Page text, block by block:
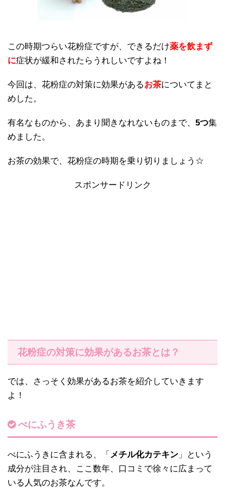
この時期つらい花粉症ですが、できるだけ薬を飲まず
に症状が緩和されたらうれしいですよね！
今回は、花粉症の対策に効果があるお茶についてまと
めした。
有名なものから、あまり聞きなれないものまで、 5つ集
めました。
お茶の効果で、花粉症の時期を乗り切りましょう☆
スポンサードリンク
花粉症の対策に効果があるお茶とは？
では、さっそく効果があるお茶を紹介していきます
よ！
べにふうき茶
べにふうきに含まれる、「 メチル化カテキン 」という
成分が注目され、ここ数年、口コミで徐々に広まって
いる人気のお茶なんです。